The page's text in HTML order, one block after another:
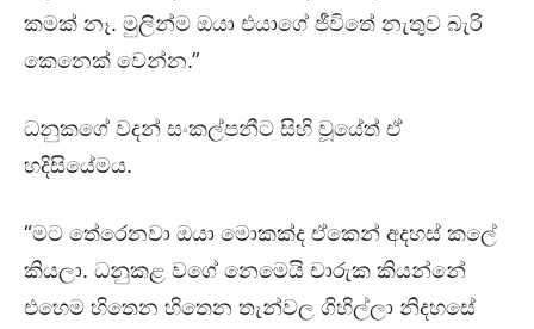
කමක් නෑ. මුලින්ම ඔයා එයාගේ ජීවිතේ නැතුව බැරි
කෙනෙක් වෙන්න.”
ධනුකගේ වදන් සංකල්පනීට සිහි වූයේත් ඒ
හදිසියේමය.
“මට තේරෙනවා ඔයා මොකක්ද ඒකෙන් අදහස් කලේ
කියලා. ධනුකළ වගේ නෙමෙයි චාරුක කියන්නේ
එහෙම හිතෙන හිතෙන තැන්වල ගිහිල්ලා නිදහසේ